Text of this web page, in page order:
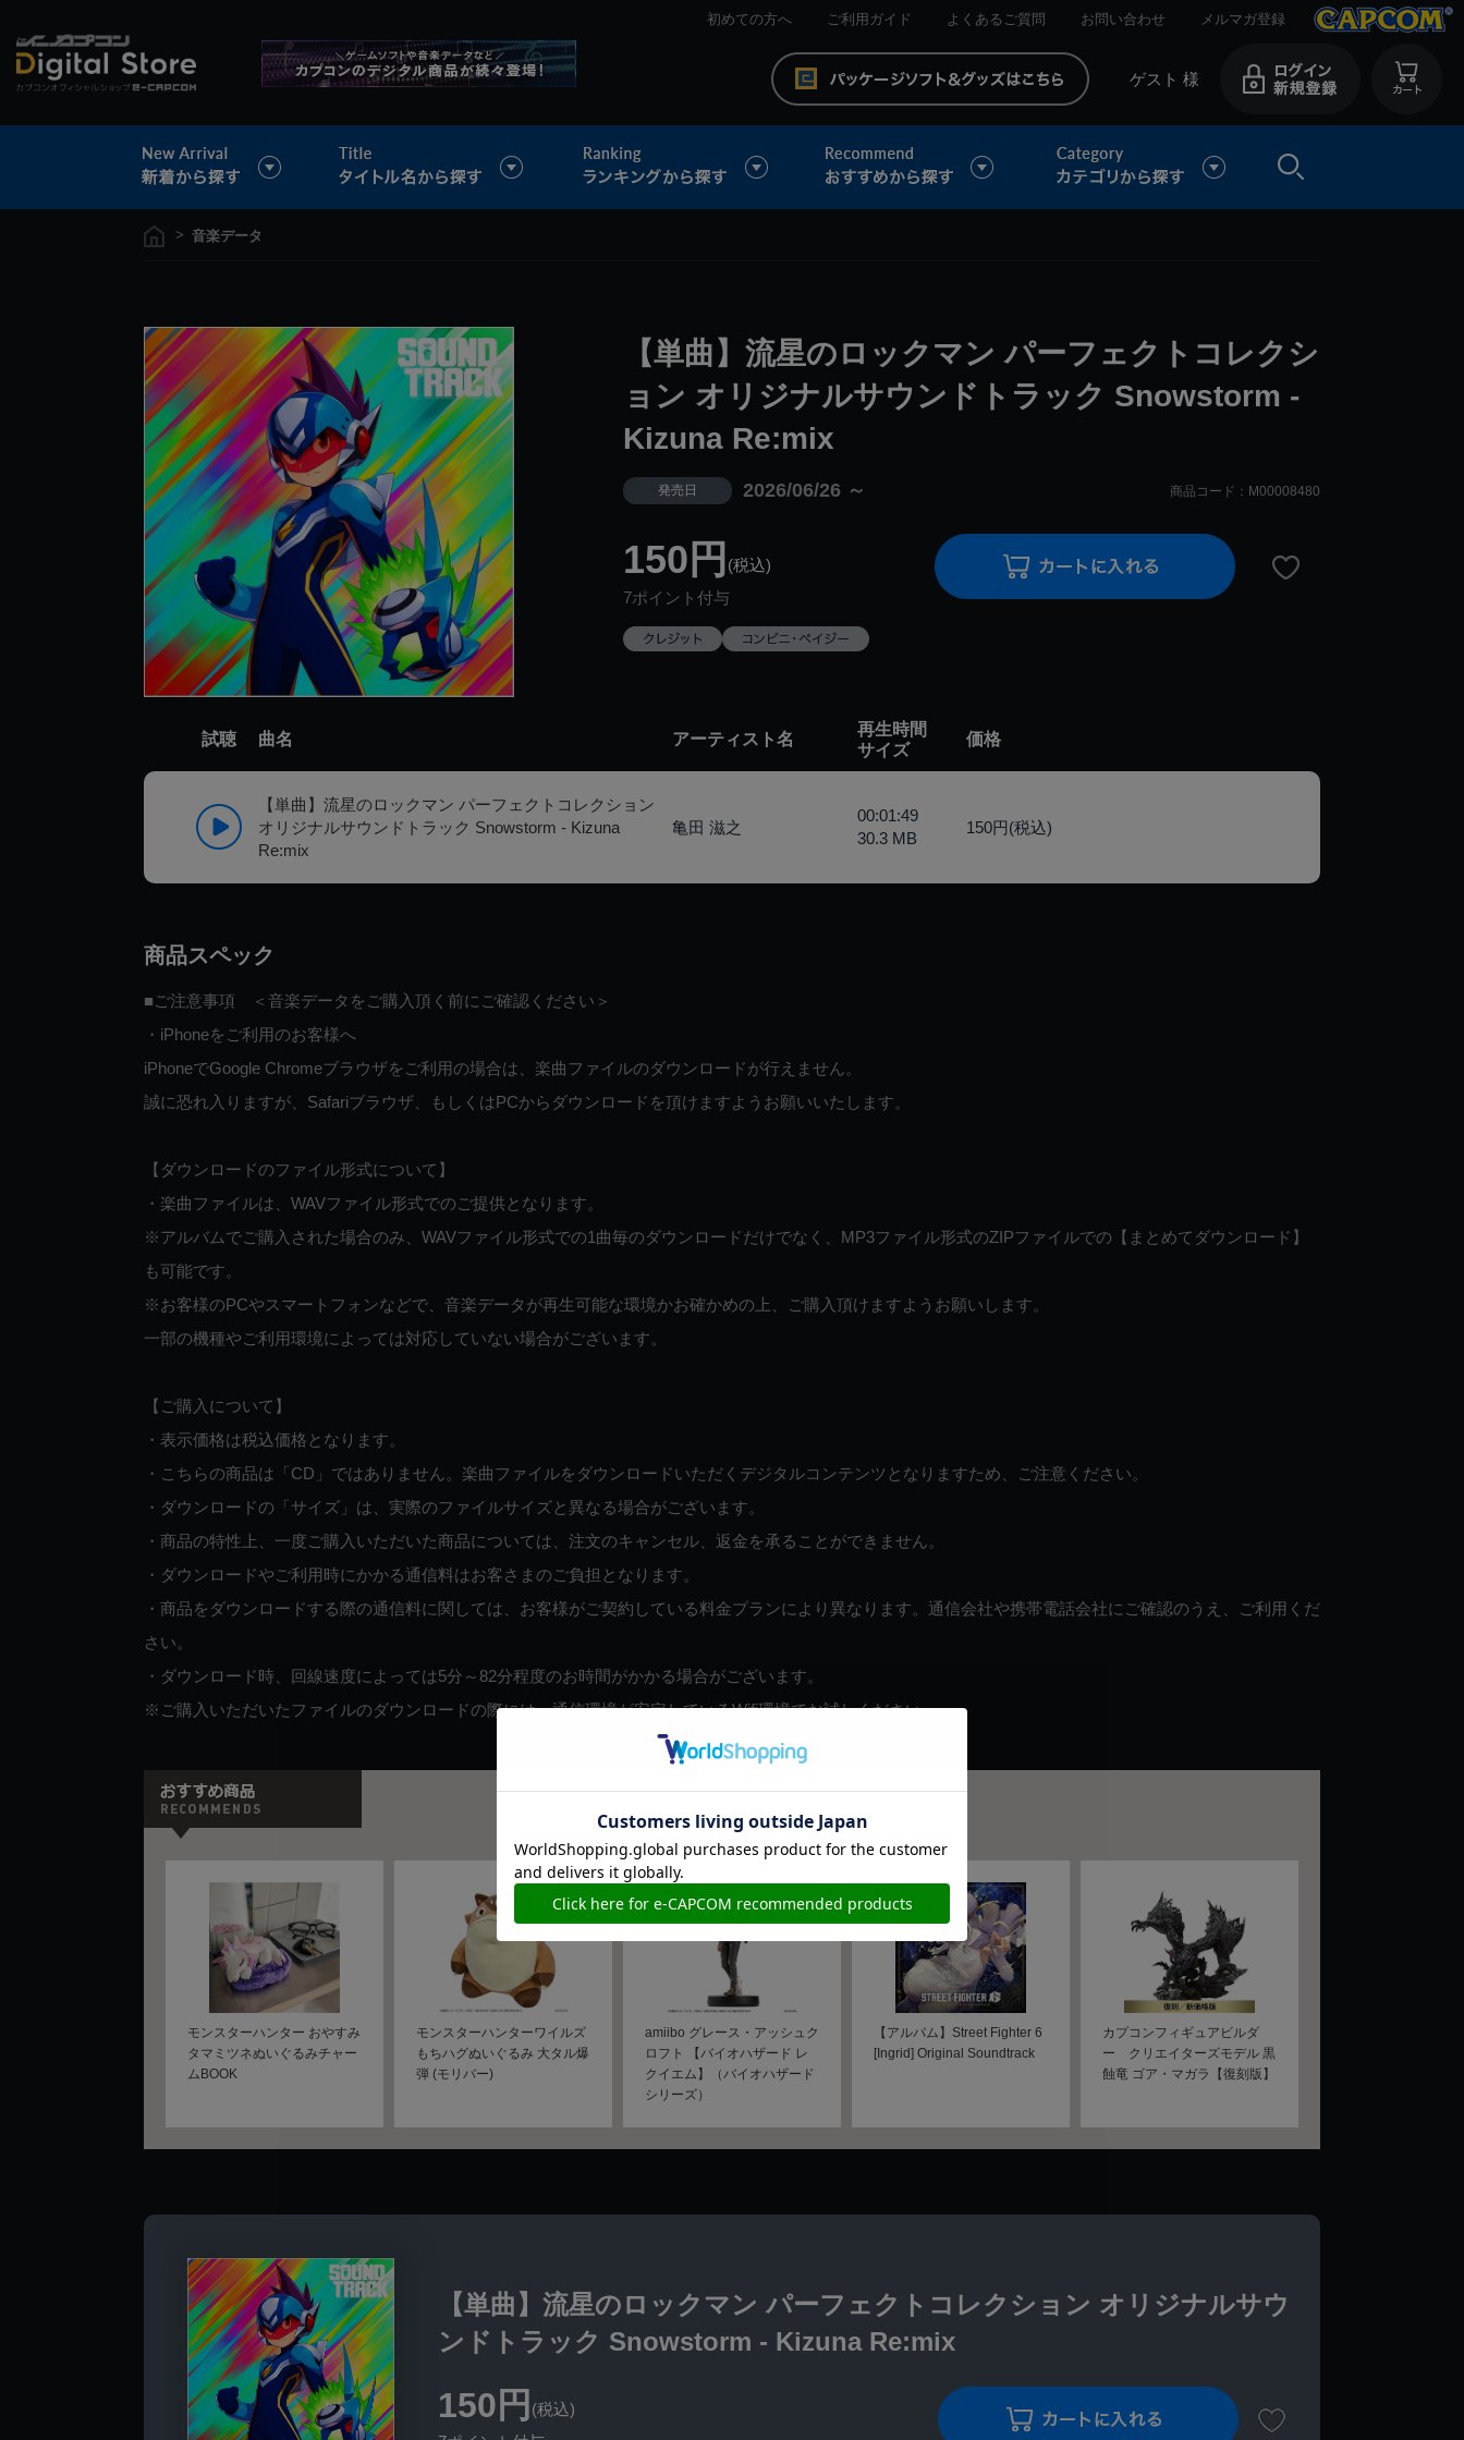
初めての方へ ご利用ガイド よくあるご質問 お問い合わせ メルマガ登録
ゲスト 様
> 音楽データ
【単曲】流星のロックマン パーフェクトコレクシ
ョン オリジナルサウンドトラック Snowstorm -
Kizuna Re:mix
発売日 2026/06/26 ～ 商品コード：M00008480
150円 (税込)
7ポイント付与
試聴 曲名 アーティスト名
再生時間
サイズ
価格
【単曲】流星のロックマン パーフェクトコレクション
オリジナルサウンドトラック Snowstorm - Kizuna
Re:mix
亀田 滋之
00:01:49
30.3 MB
150円(税込)
商品スペック
■ご注意事項 ＜音楽データをご購入頂く前にご確認ください＞
・iPhoneをご利用のお客様へ
iPhoneでGoogle Chromeブラウザをご利用の場合は、楽曲ファイルのダウンロードが行えません。
誠に恐れ入りますが、Safariブラウザ、もしくはPCからダウンロードを頂けますようお願いいたします。
【ダウンロードのファイル形式について】
・楽曲ファイルは、WAVファイル形式でのご提供となります。
※アルバムでご購入された場合のみ、WAVファイル形式での1曲毎のダウンロードだけでなく、MP3ファイル形式のZIPファイルでの【まとめてダウンロード】
も可能です。
※お客様のPCやスマートフォンなどで、音楽データが再生可能な環境かお確かめの上、ご購入頂けますようお願いします。
一部の機種やご利用環境によっては対応していない場合がございます。
【ご購入について】
・表示価格は税込価格となります。
・こちらの商品は「CD」ではありません。楽曲ファイルをダウンロードいただくデジタルコンテンツとなりますため、ご注意ください。
・ダウンロードの「サイズ」は、実際のファイルサイズと異なる場合がございます。
・商品の特性上、一度ご購入いただいた商品については、注文のキャンセル、返金を承ることができません。
・ダウンロードやご利用時にかかる通信料はお客さまのご負担となります。
・商品をダウンロードする際の通信料に関しては、お客様がご契約している料金プランにより異なります。通信会社や携帯電話会社にご確認のうえ、ご利用くだ
さい。
・ダウンロード時、回線速度によっては5分～82分程度のお時間がかかる場合がございます。
※ご購入いただいたファイルのダウンロードの際には、通信環境が安定しているWifi環境でお試しください。
モンスターハンター おやすみ
タマミツネぬいぐるみチャー
ムBOOK
モンスターハンターワイルズ
もちハグぬいぐるみ 大タル爆
弾 (モリバー)
amiibo グレース・アッシュク
ロフト 【バイオハザード レ
クイエム】（バイオハザード
シリーズ）
【アルバム】Street Fighter 6
[Ingrid] Original Soundtrack
カプコンフィギュアビルダ
ー クリエイターズモデル 黒
蝕竜 ゴア・マガラ【復刻版】
【単曲】流星のロックマン パーフェクトコレクション オリジナルサウ
ンドトラック Snowstorm - Kizuna Re:mix
150円 (税込)